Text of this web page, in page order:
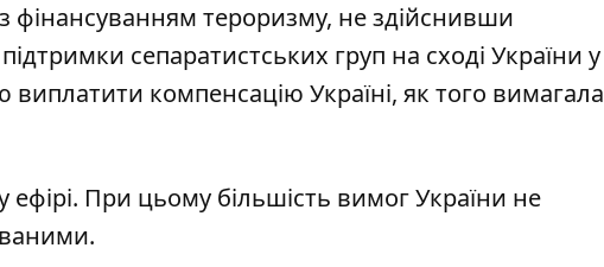
фінансуванням тероризму, не здійснивши
сепаратистських груп на сході України у
виплатити компенсацію Україні, як того вимагала
. При цьому більшість вимог України не